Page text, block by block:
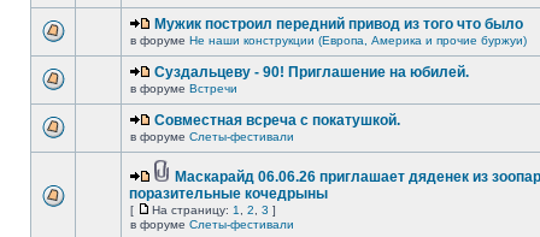
Мужик построил передний привод из того что было
в форуме Не наши конструкции (Европа, Америка и прочие буржуи)
Суздальцеву - 90! Приглашение на юбилей.
в форуме Встречи
Совместная всреча с покатушкой.
в форуме Слеты-фестивали
Маскарайд 06.06.26 приглашает дяденек из
поразительные кочедрыны
[ На страницу: 1 2 3 ]
в форуме Слеты-фестивали